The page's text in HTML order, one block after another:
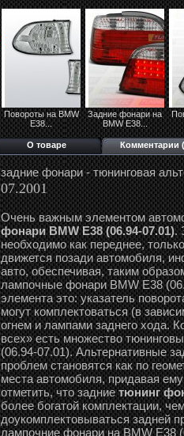
Повороты на BMW
E38...
Задние фонари на
BMW E38...
О товаре Комментарии
задние фонари - тюнинговая
07.2001
Очень важным элементом
фонари BMW E38 (06.94-07.01).
необходимо как переднее,
движется позади автомобиля,
авто, обеспечивая, таким
лампочные фонари BMW E38
элемента это: указатель
могут комплектоваться (в
огнем и лампами заднего хода.
всех» есть множество
(06.94-07.01). Альтернативные
проблем становятся как по
места автомобиля, придавая
отметить, что задниетюнинг
более богатой комплектации,
доукомплектовываться задней
лампочние фонари на BMW E38